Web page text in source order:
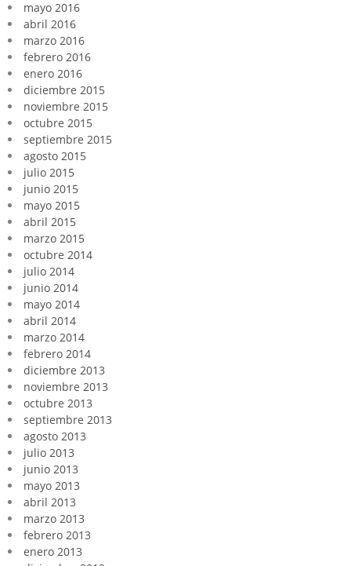
mayo 2016
abril 2016
marzo 2016
febrero 2016
enero 2016
diciembre 2015
noviembre 2015
octubre 2015
septiembre 2015
agosto 2015
julio 2015
junio 2015
mayo 2015
abril 2015
marzo 2015
octubre 2014
julio 2014
junio 2014
mayo 2014
abril 2014
marzo 2014
febrero 2014
diciembre 2013
noviembre 2013
octubre 2013
septiembre 2013
agosto 2013
julio 2013
junio 2013
mayo 2013
abril 2013
marzo 2013
febrero 2013
enero 2013